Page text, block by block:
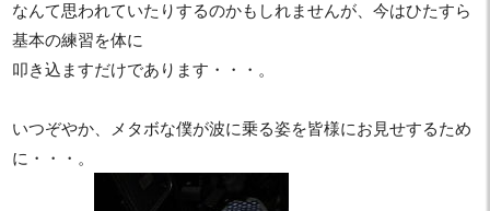
なんて思われていたりするのかもしれませんが、今はひたすら
基本の練習を体に
叩き込ますだけであります・・・。
いつぞやか、メタボな僕が波に乗る姿を皆様にお見せするため
に・・・。